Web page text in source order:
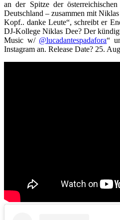
an der Spitze der
Deutschland – zusammen mit
Kopf.. danke Leute“, schreibt er
DJ-Kollege Niklas Dee? Der
Music w/ @lucadantespadafora“
Instagram an. Release Date? 25.